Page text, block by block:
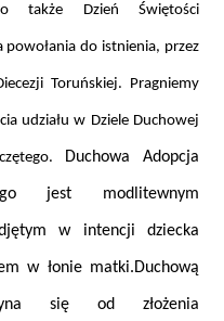
także Dzień Świętości
powołania do istnienia, przez
Toruńskiej. Pragniemy
udziału w Dziele Duchowej
Duchowa Adopcja
jest modlitewnym
w intencji dziecka
w łonie matki.Duchową
się od złożenia